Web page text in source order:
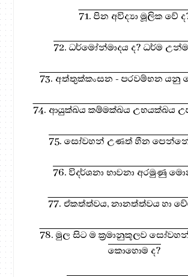
71. පින අවිද්‍යා මූලික වේ
72. ධර්මෝන්මාදය ද? ධර්ම
73. අත්තුක්කංසන - පරවම්භන යනු
74. ආයුක්ඛය කම්මක්ඛය උභයක්ඛය
75. සෝවහන් උණත් හීන පෙන්නේ
76. විදර්ශනා භාවනා අරමුණු
77. ඒකත්ත්වය, නානත්ත්වය හා
78. මුල සිට ම ක්‍රමානුකූලව
කොහොම ද?